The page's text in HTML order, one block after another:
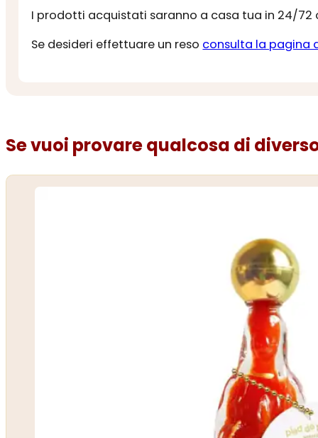
I prodotti acquistati saranno a casa tua in 24/72
Se desideri effettuare un reso consulta la pagina
Se vuoi provare qualcosa di